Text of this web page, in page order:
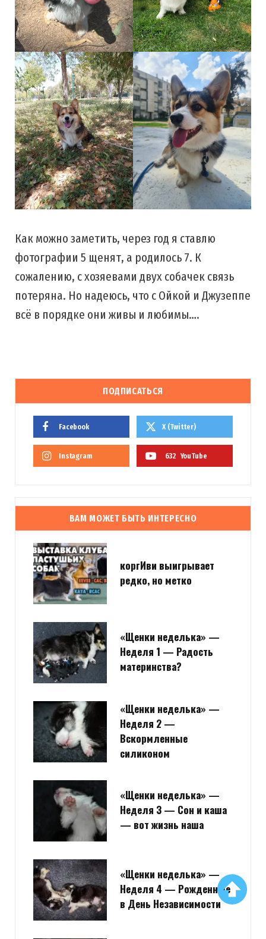
Как можно заметить, через год я ставлю
фотографии 5 щенят, а родилось 7. К
сожалению, с хозяевами двух собачек связь
потеряна. Но надеюсь, что с Ойкой и Джузеппе
всё в порядке они живы и любимы….
ПОДПИСАТЬСЯ
Facebook X (Twitter)
Instagram 632 YouTube
ВАМ МОЖЕТ БЫТЬ ИНТЕРЕСНО
коргИви выигрывает
редко, но метко
«Щенки неделька» —
Неделя 1 — Радость
материнства?
«Щенки неделька» —
Неделя 2 —
Вскормленные
силиконом
«Щенки неделька» —
Неделя 3 — Сон и каша
— вот жизнь наша
«Щенки неделька» —
Неделя 4 — Рожденные
в День Независимости